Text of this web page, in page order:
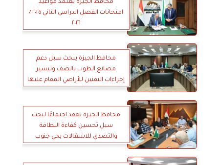
محافظ الجيزة يعتمد مواعيد
امتحانات الفصل الدراسي الثاني ٢٠٢٥ /
٢٠٢٦
محافظ الجيزة يبحث سبل دعم
مصانع الطوب بالصف وتيسير
إجراءات التقنين للأراضي المقام عليها
محافظ الجيزة يعقد اجتماعًا لبحث
سبل تحسين كفاءة النظافة
والتصدي للاشغالات بحي جنوب